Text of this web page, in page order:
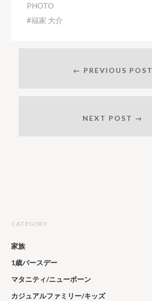
PHOTO
福家 大介
← PREVIOUS POST
NEXT POST →
CATEGORY
家族
1歳バースデー
マタニティ/ニューボーン
カジュアルファミリー/キッズ